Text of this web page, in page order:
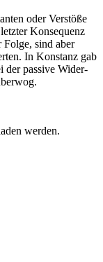
oder Verstöße
Konsequenz
Folge, sind aber
In Konstanz gab
der passive Wider­
werden.